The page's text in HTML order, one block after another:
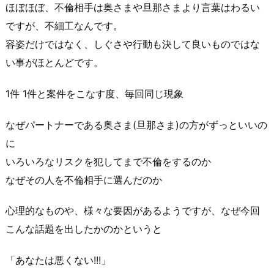
ほぼほぼ、 不倫相手は奥さまや旦那さまより言葉はわるい
ですが、不細工なんです。
容姿だけではなく、しぐさや行動も決して良いものではな
い事がほとんどです。
1件 1件と案件をこなす度、毎回同じ現象
なぜパートナーである奥さま(旦那さま)の方がずっといいの
に
いろいろなリスクを犯してまで不倫をするのか
なぜその人を不倫相手に選んだのか
心理的なものや、様々な要因があるようですが、なぜ今回
こんな話題を出したかのかというと
「あなたは悪くない!!!」